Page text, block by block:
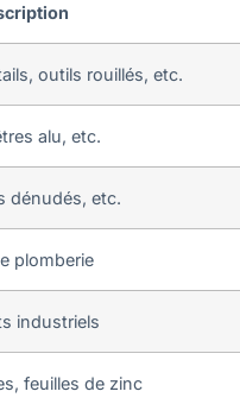
outils rouillés, etc.
alu, etc.
dénudés, etc.
plomberie
industriels
feuilles de zinc